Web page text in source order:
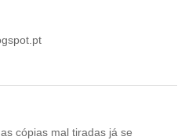
cópias mal tiradas já se